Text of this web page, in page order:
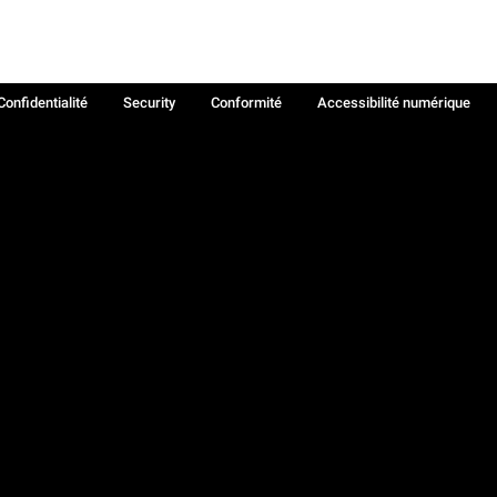
Security Conformité
Accessibilité numérique